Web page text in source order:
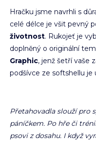
Hračku jsme navrhli s
celé délce je všit pevný
životnost. Rukojeť je
doplněný o originální
Graphic, jenž šetří vaše
podšívce ze softshellu
Přetahovadla slouží pro
páníčkem. Po hře či
psovi z dosahu. I když